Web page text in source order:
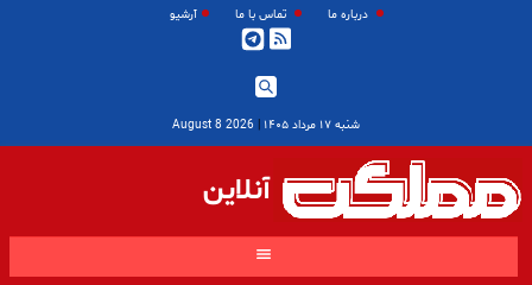
درباره ما تماس با ما آرشیو
شنبه ۱۷ مرداد ۱۴۰۵ |
2026 August 8
آنلاین